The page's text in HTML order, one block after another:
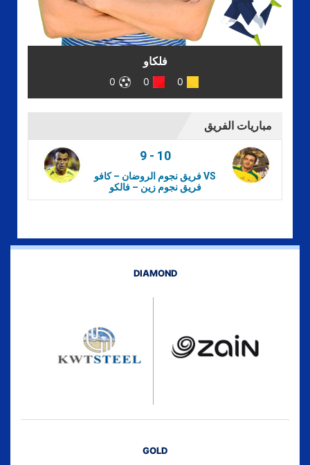
فلكاو
0
0
0
مباريات الفريق
9- 10
فريق نجوم الروضان – كافو VS
فريق نجوم زين – فالكو
DIAMOND
GOLD